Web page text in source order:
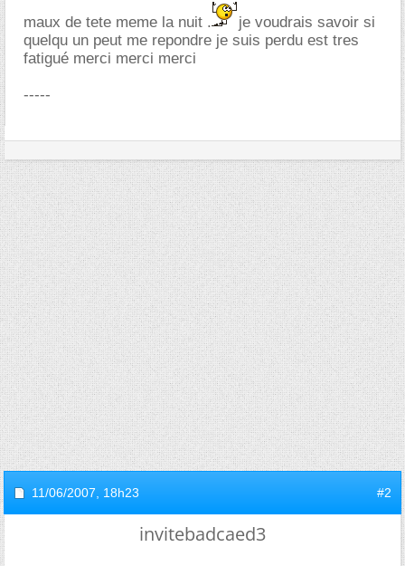
maux de tete meme la nuit .
je voudrais savoir si
quelqu un peut me repondre je suis perdu est tres
fatigué merci merci merci
-----
11/06/2007, 18h23 #2
invitebadcaed3